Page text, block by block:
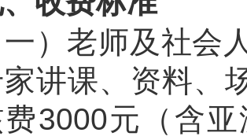
一）老师及社
讲课、资料、
3000元（含